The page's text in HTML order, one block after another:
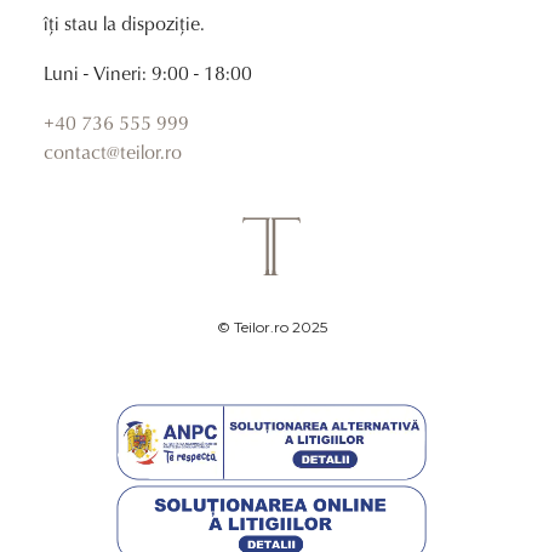
îți stau la dispoziție.
Luni - Vineri: 9:00 - 18:00
+40 736 555 999
contact@teilor.ro
© Teilor.ro 2025